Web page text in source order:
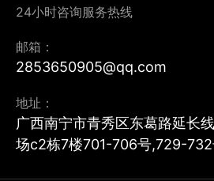
24小时咨询服务热线
邮箱：
2853650905@qq.com
地址：
广西南宁市青秀区东葛路延长
场c2栋7楼701-706号,729-